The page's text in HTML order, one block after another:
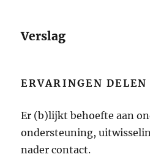
Verslag
ERVARINGEN DELEN
Er (b)lijkt behoefte aan
ondersteuning,
nader contact.